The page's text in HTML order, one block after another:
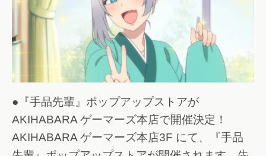
●『手品先輩』ポップアップストアが
AKIHABARA ゲーマーズ本店で開催決定！
AKIHABARA ゲーマーズ本店3F にて、『手品